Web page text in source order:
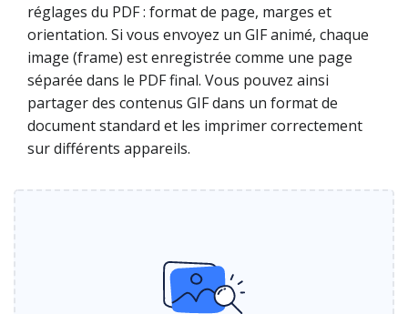
réglages du PDF : format de page, marges et
orientation. Si vous envoyez un GIF animé, chaque
image (frame) est enregistrée comme une page
séparée dans le PDF final. Vous pouvez ainsi
partager des contenus GIF dans un format de
document standard et les imprimer correctement
sur différents appareils.